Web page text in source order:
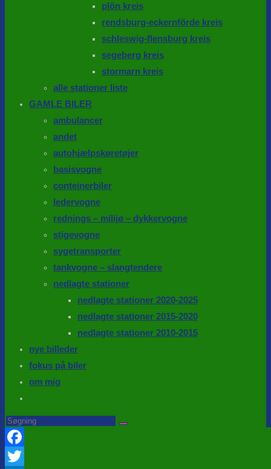
plön kreis
rendsburg-eckernförde kreis
schleswig-flensburg kreis
segeberg kreis
stormarn kreis
alle stationer liste
GAMLE BILER
ambulancer
andet
autohjælpskøretøjer
basisvogne
conteinerbiler
ledervogne
rednings – milijø – dykkervogne
stigevogne
sygetransporter
tankvogne – slangtendere
nedlagte stationer
nedlagte stationer 2020-2025
nedlagte stationer 2015-2020
nedlagte stationer 2010-2015
nye billeder
fokus på biler
om mig
website
Search
this
website
Facebook